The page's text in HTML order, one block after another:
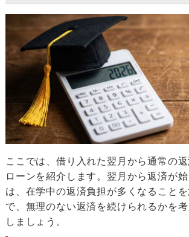
ここでは、借り入れた翌月から通常の
ローンを紹介します。翌月から返済が
は、在学中の返済負担が多くなること
で、無理のない返済を続けられるかを
しましょう。